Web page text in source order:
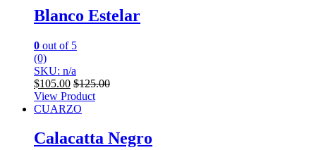
Blanco Estelar
0 out of 5
(0)
SKU: n/a
$105.00 $125.00
View Product
CUARZO
Calacatta Negro